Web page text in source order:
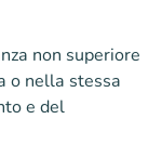
non superiore
o nella stessa
e del